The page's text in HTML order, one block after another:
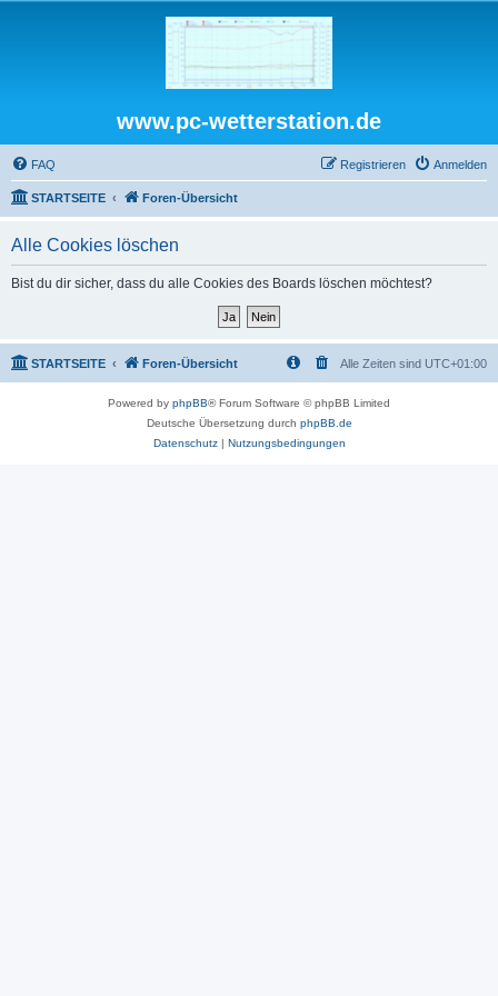
www.pc-wetterstation.de
FAQ Anmelden
Registrieren
STARTSEITE Foren-Übersicht
Alle Cookies löschen
Bist du dir sicher, dass du alle Cookies des Boards löschen möchtest?
STARTSEITE Foren-Übersicht Alle Zeiten sind UTC+01:00
Powered by phpBB® Forum Software © phpBB Limited
Deutsche Übersetzung durch phpBB.de
Datenschutz| Nutzungsbedingungen